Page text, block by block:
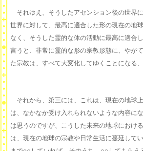
それゆえ、そうしたアセンション後の世界
世界に対して、最高に適合した形の現在の地
なく、そうした霊的な体の活動に最高に適合
言うと、非常に霊的な形の宗教形態に、やが
た宗教は、すべて大変化してゆくことになる
それから、第三には、これは、現在の地球
は、なかなか受け入れられないような内容に
は思うのですが、こうした未来の地球におけ
は、現在の地球の宗教や日常生活に蔓延して